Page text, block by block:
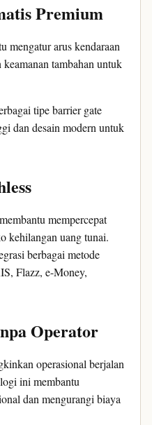
Premium
mengatur arus kendaraan
tambahan untuk
tipe barrier gate
dan desain modern untuk
mempercepat
kehilangan uang tunai.
berbagai metode
Flazz, e-Money,
Operator
operasional berjalan
ini membantu
dan mengurangi biaya